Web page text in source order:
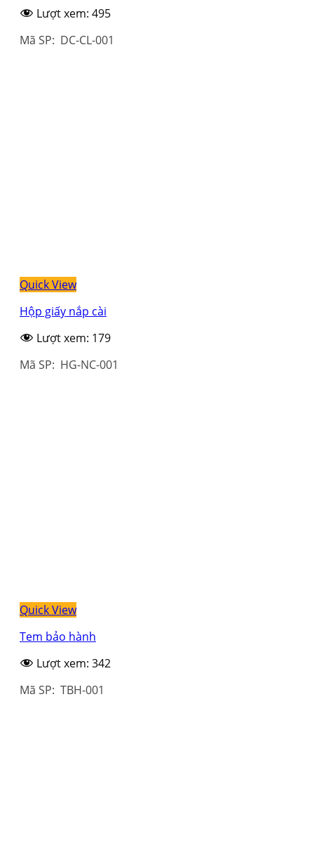
Lượt xem: 495
Mã SP: DC-CL-001
Quick View
Hộp giấy nắp cài
Lượt xem: 179
Mã SP: HG-NC-001
Quick View
Tem bảo hành
Lượt xem: 342
Mã SP: TBH-001